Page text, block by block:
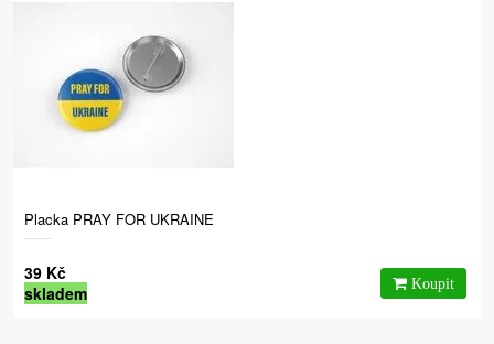
Placka PRAY FOR UKRAINE
39 Kč
skladem